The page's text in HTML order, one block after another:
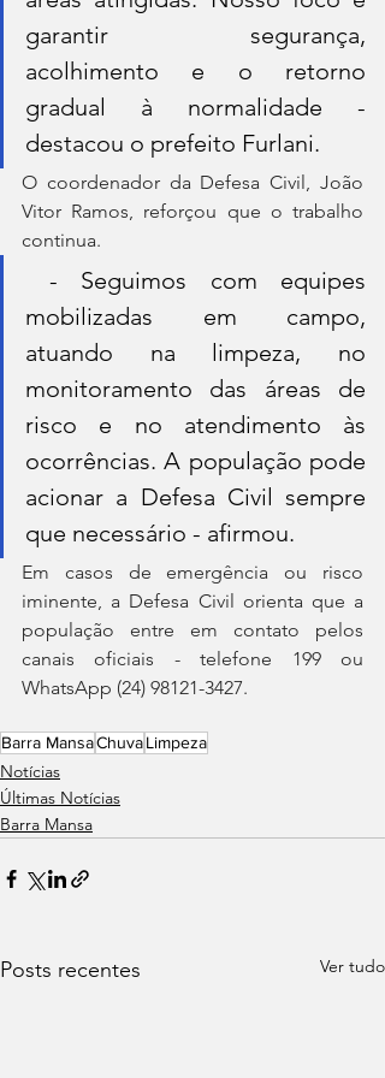
garantir segurança,
acolhimento e o retorno
gradual à normalidade -
destacou o prefeito Furlani.
O coordenador da Defesa Civil, João
Vitor Ramos, reforçou que o trabalho
continua.
- Seguimos com equipes
mobilizadas em campo,
atuando na limpeza, no
monitoramento das áreas de
risco e no atendimento às
ocorrências. A população pode
acionar a Defesa Civil sempre
que necessário - afirmou.
Em casos de emergência ou risco
iminente, a Defesa Civil orienta que a
população entre em contato pelos
canais oficiais - telefone 199 ou
WhatsApp (24) 98121-3427.
Barra MansaChuvaLimpeza
Notícias
Últimas Notícias
Barra Mansa
Posts recentes Ver tudo